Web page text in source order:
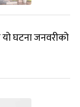
यो घटना जनवरीको